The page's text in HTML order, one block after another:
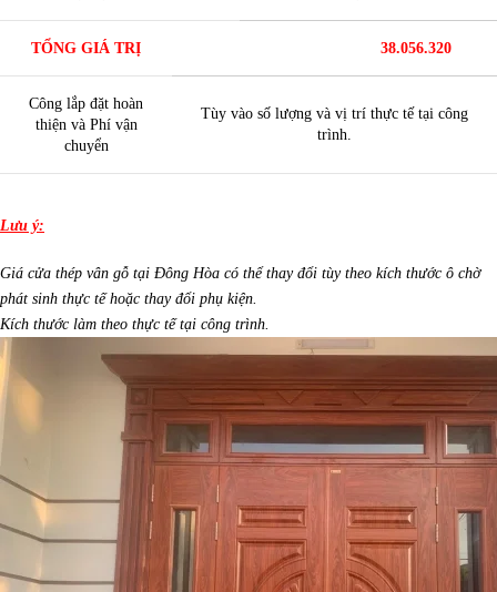
TỔNG GIÁ TRỊ 38.056.320
Công lắp đặt hoàn
thiện và Phí vận
chuyển
Tùy vào số lượng và vị trí thực tế tại công
trình.
Lưu ý:
Giá cửa thép vân gỗ tại Đông Hòa có thể thay đổi tùy theo kích thước ô chờ
phát sinh thực tế hoặc thay đổi phụ kiện.
Kích thước làm theo thực tế tại công trình.